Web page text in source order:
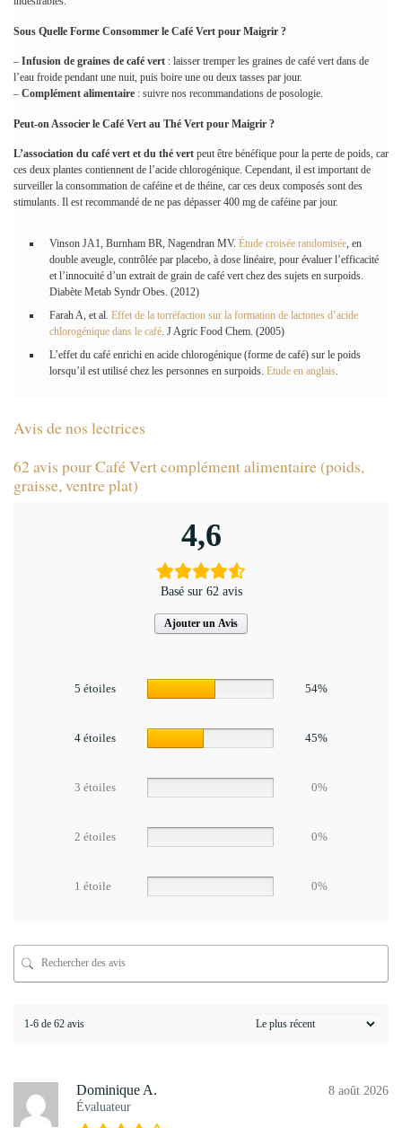
Sous Quelle Forme Consommer le Café Vert pour Maigrir ?
– Infusion de graines de café vert : laisser tremper les graines de café vert dans de
l’eau froide pendant une nuit, puis boire une ou deux tasses par jour.
– Complément alimentaire : suivre nos recommandations de posologie.
Peut-on Associer le Café Vert au Thé Vert pour Maigrir ?
L’association du café vert et du thé vert peut être bénéfique pour la perte de poids, car
ces deux plantes contiennent de l’acide chlorogénique. Cependant, il est important de
surveiller la consommation de caféine et de théine, car ces deux composés sont des
stimulants. Il est recommandé de ne pas dépasser 400 mg de caféine par jour.
Vinson JA1, Burnham BR, Nagendran MV. Étude croisée randomisée , en
double aveugle, contrôlée par placebo, à dose linéaire, pour évaluer l’efficacité
et l’innocuité d’un extrait de grain de café vert chez des sujets en surpoids.
Diabète Metab Syndr Obes. (2012)
Farah A, et al. Effet de la torréfaction sur la formation de lactones d’acide
chlorogénique dans le café . J Agric Food Chem. (2005)
L’effet du café enrichi en acide chlorogénique (forme de café) sur le poids
lorsqu’il est utilisé chez les personnes en surpoids. Etude en anglais
Avis de nos lectrices
62 avis pourCafé Vert complément alimentaire (poids,
graisse, ventre plat)
4,6
Basé sur 62 avis
Ajouter un Avis
5 étoiles 54%
4 étoiles 45%
3 étoiles 0%
2 étoiles 0%
1 étoile 0%
1-6 de 62 avis
Dominique A.
Évaluateur
8 août 2026